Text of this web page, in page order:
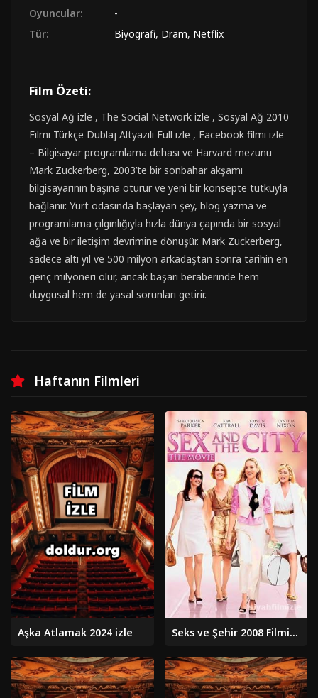
Oyuncular:
-
Tür:
Biyografi, Dram, Netflix
Film Özeti:
Sosyal Ağ izle , The Social Network izle , Sosyal Ağ 2010
Filmi Türkçe Dublaj Altyazılı Full izle , Facebook filmi izle
– Bilgisayar programlama dehası ve Harvard mezunu
Mark Zuckerberg, 2003’te bir sonbahar akşamı
bilgisayarının başına oturur ve yeni bir konsepte tutkuyla
bağlanır. Yurt odasında başlayan şey, blog yazma ve
programlama çılgınlığıyla hızla dünya çapında bir sosyal
ağa ve bir iletişim devrimine dönüşür. Mark Zuckerberg,
sadece altı yıl ve 500 milyon arkadaştan sonra tarihin en
genç milyoneri olur, ancak başarı beraberinde hem
duygusal hem de yasal sorunları getirir.
Haftanın Filmleri
Aşka Atlamak 2024 izle Seks ve Şehir 2008 Filmi Türkçe Dublaj Altyazılı Full izle